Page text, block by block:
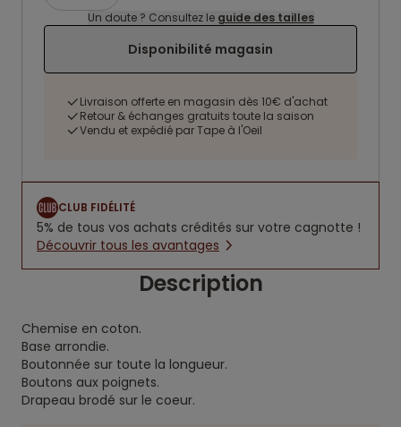
Un doute ? Consultez le guide des tailles
Disponibilité magasin
Livraison offerte en magasin dès 10€ d'achat
Retour & échanges gratuits toute la saison
Vendu et expédié par Tape à l'Oeil
CLUB FIDÉLITÉ
5% de tous vos achats crédités sur votre cagnotte !
Découvrir tous les avantages
Description
Chemise en coton.
Base arrondie.
Boutonnée sur toute la longueur.
Boutons aux poignets.
Drapeau brodé sur le coeur.